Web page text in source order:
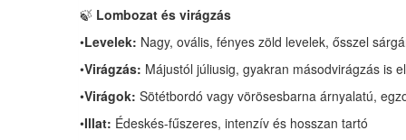
🍃 Lombozat és virágzás
•Levelek: Nagy, ovális, fényes zöld levelek, ősszel
•Virágzás: Májustól júliusig, gyakran másodvirágzás is
•Virágok: Sötétbordó vagy vörösesbarna árnyalatú,
•Illat: Édeskés-fűszeres, intenzív és hosszan tartó